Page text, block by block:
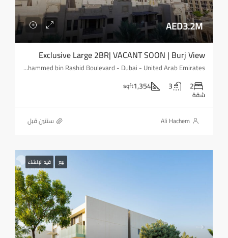
AED3.2M
Exclusive Large 2BR| VACANT SOON | Burj View
Reehan 1 - Sheikh Mohammed bin Rashid Boulevard - Dubai - United Arab Emirates
2
3
1,354
sqft
شقة
Ali Hachem ‏سنتين قبل
بيع قيد الإنشاء